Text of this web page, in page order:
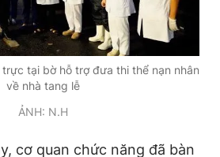
tại bờ hỗ trợ đưa thi thể nạn nhân
về nhà tang lễ
ẢNH: N.H
cơ quan chức năng đã bàn